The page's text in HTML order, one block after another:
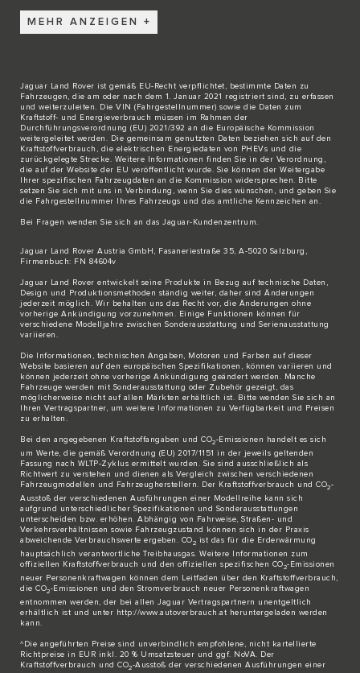
MEHR ANZEIGEN
Jaguar Land Rover ist gemäß EU-Recht verpflichtet, bestimmte Daten zu
Fahrzeugen, die am oder nach dem 1. Januar 2021 registriert sind, zu erfassen
und weiterzuleiten. Die VIN (Fahrgestellnummer) sowie die Daten zum
Kraftstoff- und Energieverbrauch müssen im Rahmen der
Durchführungsverordnung (EU) 2021/392 an die Europäische Kommission
weitergeleitet werden. Die gemeinsam genutzten Daten beziehen sich auf den
Kraftstoffverbrauch, die elektrischen Energiedaten von PHEVs und die
zurückgelegte Strecke. Weitere Informationen finden Sie in der Verordnung,
die auf der Website der EU veröffentlicht wurde. Sie können der Weitergabe
Ihrer spezifischen Fahrzeugdaten an die Kommission widersprechen. Bitte
setzen Sie sich mit uns in Verbindung
, wenn Sie dies wünschen, und geben Sie
die Fahrgestellnummer Ihres Fahrzeugs und das amtliche Kennzeichen an.
Bei Fragen wenden Sie sich an das Jaguar-Kundenzentrum
Jaguar Land Rover Austria GmbH, Fasaneriestraße 35, A-5020 Salzburg,
Firmenbuch: FN 84604v
Jaguar Land Rover entwickelt seine Produkte in Bezug auf technische Daten,
Design und Produktionsmethoden ständig weiter, daher sind Änderungen
jederzeit möglich. Wir behalten uns das Recht vor, die Änderungen ohne
vorherige Ankündigung vorzunehmen. Einige Funktionen können für
verschiedene Modelljahre zwischen Sonderausstattung und Serienausstattung
variieren.
Die Informationen, technischen Angaben, Motoren und Farben auf dieser
Website basieren auf den europäischen Spezifikationen, können variieren und
können jederzeit ohne vorherige Ankündigung geändert werden. Manche
Fahrzeuge werden mit Sonderausstattung oder Zubehör gezeigt, das
möglicherweise nicht auf allen Märkten erhältlich ist. Bitte wenden Sie sich an
Ihren Vertragspartner, um weitere Informationen zu Verfügbarkeit und Preisen
zu erhalten.
Bei den angegebenen Kraftstoffangaben und CO2-Emissionen handelt es sich
um Werte, die gemäß Verordnung (EU) 2017/1151 in der jeweils geltenden
Fassung nach WLTP-Zyklus ermittelt wurden. Sie sind ausschließlich als
Richtwert zu verstehen und dienen als Vergleich zwischen verschiedenen
Fahrzeugmodellen und Fahrzeugherstellern. Der Kraftstoffverbrauch und CO2-
Ausstoß der verschiedenen Ausführungen einer Modellreihe kann sich
aufgrund unterschiedlicher Spezifikationen und Sonderausstattungen
unterscheiden bzw. erhöhen. Abhängig von Fahrweise, Straßen- und
Verkehrsverhältnissen sowie Fahrzeugzustand können sich in der Praxis
abweichende Verbrauchswerte ergeben. CO2 ist das für die Erderwärmung
hauptsächlich verantwortliche Treibhausgas. Weitere Informationen zum
offiziellen Kraftstoffverbrauch und den offiziellen spezifischen CO2-Emissionen
neuer Personenkraftwagen können dem Leitfaden über den Kraftstoffverbrauch,
die CO2-Emissionen und den Stromverbrauch neuer Personenkraftwagen
entnommen werden, der bei allen Jaguar Vertragspartnern unentgeltlich
erhältlich ist und unter http://www.autoverbrauch.at heruntergeladen werden
kann.
^Die angeführten Preise sind unverbindlich empfohlene, nicht kartellierte
Richtpreise in EUR inkl. 20 % Umsatzsteuer und ggf. NoVA. Der
Kraftstoffverbrauch und CO2-Ausstoß der verschiedenen Ausführungen einer